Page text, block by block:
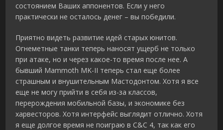
состоянием Ваших аппонентов. Если у него
практически не осталось денег – вы победили.
Приятно видеть развитие идей старых юнитов.
Огнеметные танки теперь наносят ущерб не только
при атаке, но и через какое-то время после нее. А
бывший Mammoth MK-II теперь стал еще более
страшным и внушительным Мастодонтом. Хотя я все
еще не могу прийти в себя из-за классов,
перерождения мобильной базы, и экономике без
харвесторов. Хотя интерфейс выглядит отлично. Хотя
я еще долгое время не поиграю в C&C 4, так как его